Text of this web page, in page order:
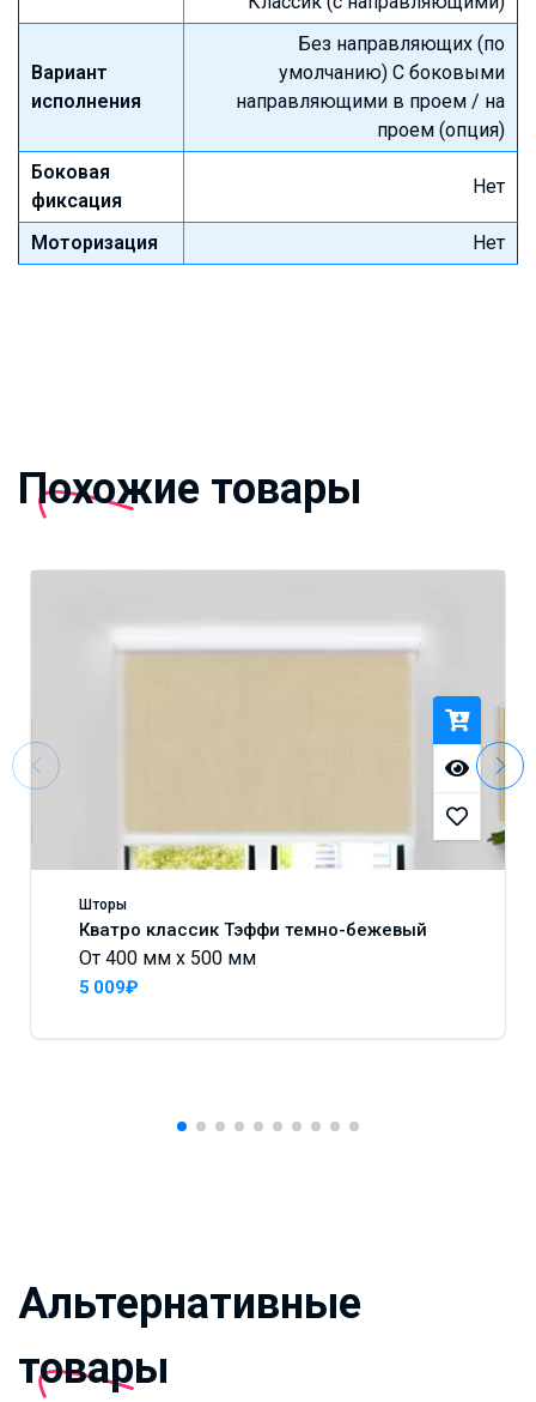
Вариант
исполнения
Без направляющих (по
умолчанию) С боковыми
направляющими в проем / на
проем (опция)
Боковая
фиксация
Нет
Моторизация Нет
Похожие товары
Шторы
Кватро классик Тэффи темно-бежевый
От 400 мм x 500 мм
5 009₽
Альтернативные
товары